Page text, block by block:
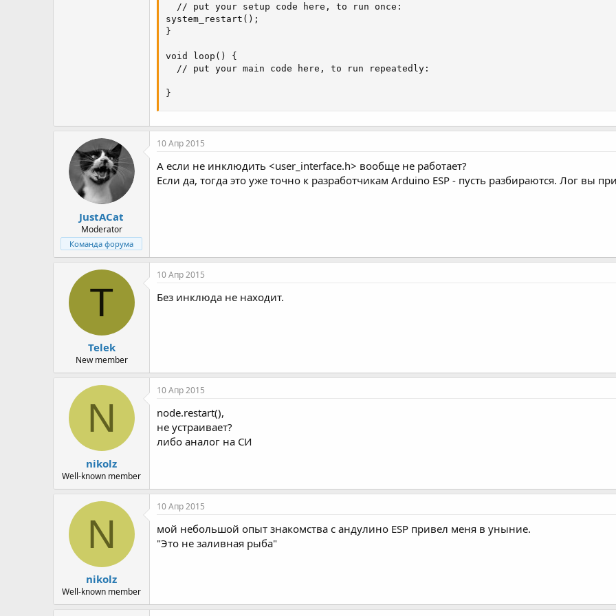
  // put your setup code here, to run once:
system_restart();
}
void loop() {
  // put your main code here, to run repeatedly:
}
JustACat
Moderator
Команда форума
10 Апр 2015
А если не инклюдить <user_interface.h> вообще не работает?
Если да, тогда это уже точно к разработчикам Arduino ESP - пусть разбираются. Лог вы
T
Telek
New member
10 Апр 2015
Без инклюда не находит.
N
nikolz
Well-known member
10 Апр 2015
node.restart(),
не устраивает?
либо аналог на СИ
N
nikolz
Well-known member
10 Апр 2015
мой небольшой опыт знакомства с андулино ESP привел меня в уныние.
"Это не заливная рыба"